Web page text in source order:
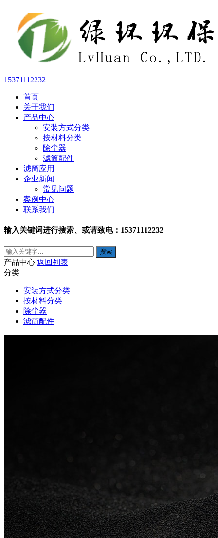
15371112232
首页
关于我们
产品中心
安装方式分类
按材料分类
除尘器
滤筒配件
滤筒应用
企业新闻
常见问题
案例中心
联系我们
输入关键词进行搜索、或请致电：15371112232
产品中心 返回列表
分类
安装方式分类
按材料分类
除尘器
滤筒配件